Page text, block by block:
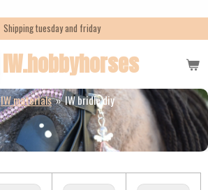
IW.hobbyhorses
Shipping tuesday and friday
IW materials » IW bridle diy